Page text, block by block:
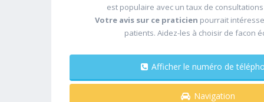
est populaire avec un taux de
Votre avis sur ce praticien pourrait
patients. Aidez-les à choisir de facon
Afficher le numéro de
Navigation